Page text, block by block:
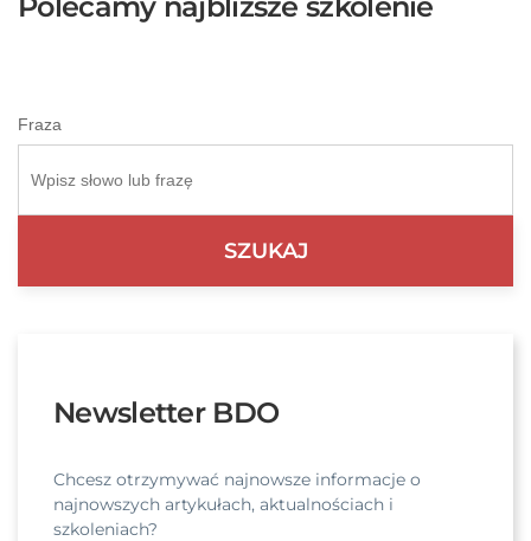
Fraza
Newsletter BDO
Chcesz otrzymywać najnowsze informacje o
najnowszych artykułach, aktualnościach i
szkoleniach?